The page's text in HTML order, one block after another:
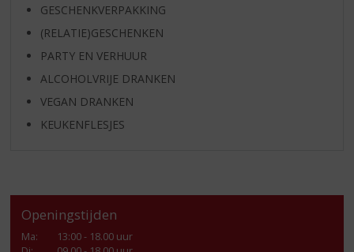
GESCHENKVERPAKKING
(RELATIE)GESCHENKEN
PARTY EN VERHUUR
ALCOHOLVRIJE DRANKEN
VEGAN DRANKEN
KEUKENFLESJES
Openingstijden
Ma:
13:00 - 18.00 uur